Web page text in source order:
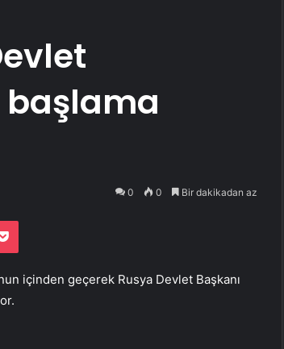
başlama
0 0 Bir dakikadan az
Pocket
içinden geçerek Rusya Devlet Başkanı